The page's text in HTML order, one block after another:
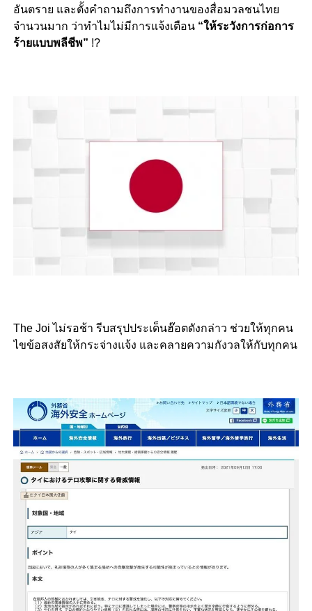
อันตราย และตั้งคำถามถึงการทำงานของสื่อมวลชนไทย
จำนวนมาก ว่าทำไมไม่มีการแจ้งเตือน “ให้ระวังการก่อการ
ร้ายแบบพลีชีพ” !?
The Joi ไม่รอช้า รีบสรุปประเด็นฮ๊อตดังกล่าว ช่วยให้ทุกคน
ไขข้อสงสัยให้กระจ่างแจ้ง และคลายความกังวลให้กับทุกคน